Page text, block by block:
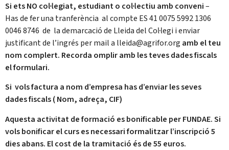
Si ets NO col·legiat, estudiant o col·lectiu amb conveni–
Has de fer una tranferència al compte ES 41 0075 5992 1306
0046 8746 de la demarcació de Lleida del Col·legi i enviar
justificant de l’ingrés per mail a lleida@agrifor.org amb el teu
nom complert. Recorda omplir amb les teves dades fiscals
el formulari.
Si vols factura a nom d’empresa has d’enviar les seves
dades fiscals ( Nom, adreça, CIF)
Aquesta activitat de formació es bonificable per FUNDAE. Si
vols bonificar el curs es necessari formalitzar l’inscripció 5
dies abans. El cost de la tramitació és de 55 euros.